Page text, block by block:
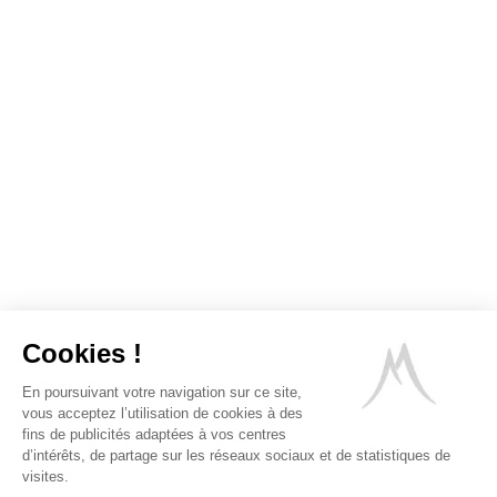
Cookies !
En poursuivant votre navigation sur ce site,
vous acceptez l’utilisation de cookies à des
fins de publicités adaptées à vos centres
d’intérêts, de partage sur les réseaux sociaux et de statistiques de
visites.